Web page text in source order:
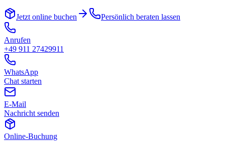
Jetzt online buchen Persönlich beraten lassen
Anrufen
+49 911 27429911
WhatsApp
Chat starten
E-Mail
Nachricht senden
Online-Buchung